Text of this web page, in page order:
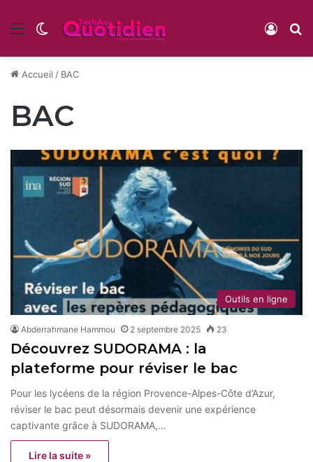
Menu Switch skin
Accueil / BAC
BAC
Outils en ligne
Abderrahmane Hammou 2 septembre 2025 23
Découvrez SUDORAMA : la
plateforme pour réviser le bac
Pour les lycéens de la région Provence-Alpes-Côte d’Azur,
réviser le bac peut désormais devenir une expérience
captivante grâce à SUDORAMA,…
Lire la suite »